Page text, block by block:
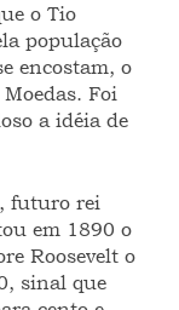
o Tio
população
encostam, o
Foi
a idéia de
futuro rei
em 1890 o
Roosevelt o
sinal que